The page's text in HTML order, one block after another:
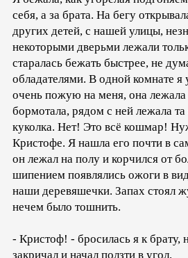
себя, а за брата. На бегу
других детей, с нашей улицы,
некоторыми дверьми лежали
старалась бежать быстрее, не
обладателями. В одной комнате я
очень пожую на меня, она лежала
бормотала, рядом с ней лежала
куколка. Нет! Это всё кошмар!
Кристофе. Я нашла его почти в
он лежал на полу и корчился от
шипением появлялись ожоги в
наши деревяшечки. Запах стоял
нечем было тошнить.
- Кристоф! - бросилась я к брату,
закричал и начал ползти в угол.